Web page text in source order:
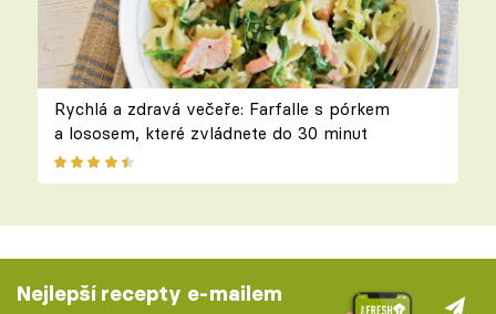
Rychlá a zdravá večeře: Farfalle s pórkem
a lososem, které zvládnete do 30 minut
Nejlepší recepty e-mailem